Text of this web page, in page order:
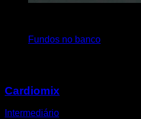
Fundos no banco
Cardiomix
Intermediário